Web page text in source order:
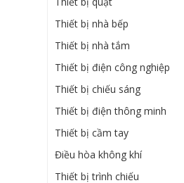
Thiết bị nhà bếp
Thiết bị nhà tắm
Thiết bị điện công nghiệp
Thiết bị chiếu sáng
Thiết bị điện thông minh
Thiết bị cầm tay
Điều hòa không khí
Thiết bị trình chiếu